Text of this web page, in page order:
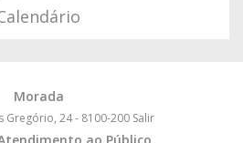
Morada
Gregório, 24 - 8100-200 Salir